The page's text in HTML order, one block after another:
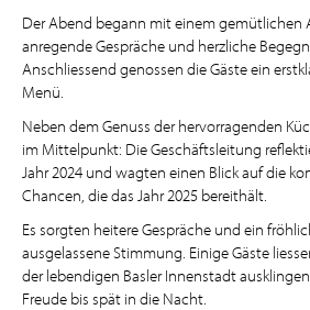
Der Abend begann mit einem gemütlichen
anregende Gespräche und herzliche
Anschliessend genossen die Gäste ein
Menü.
Neben dem Genuss der hervorragenden
im Mittelpunkt: Die Geschäftsleitung
Jahr 2024 und wagten einen Blick auf die
Chancen, die das Jahr 2025 bereithält.
Es sorgten heitere Gespräche und ein
ausgelassene Stimmung. Einige Gäste
der lebendigen Basler Innenstadt
Freude bis spät in die Nacht.